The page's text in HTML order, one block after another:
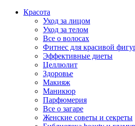
Красота
Уход за лицом
Уход за телом
Все о волосах
Фитнес для красивой
Эффективные диеты
Целлюлит
Здоровье
Макияж
Маникюр
Парфюмерия
Все о загаре
Женские советы и секреты